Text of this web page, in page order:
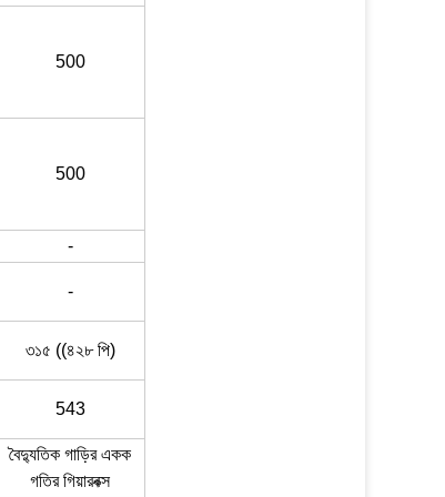
500
500
-
-
৩১৫ ((৪২৮ পি)
543
বৈদ্যুতিক গাড়ির একক
গতির গিয়ারবক্স